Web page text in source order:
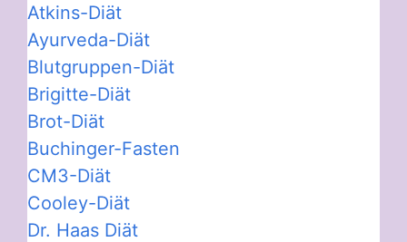
Atkins-Diät
Ayurveda-Diät
Blutgruppen-Diät
Brigitte-Diät
Brot-Diät
Buchinger-Fasten
CM3-Diät
Cooley-Diät
Dr. Haas Diät